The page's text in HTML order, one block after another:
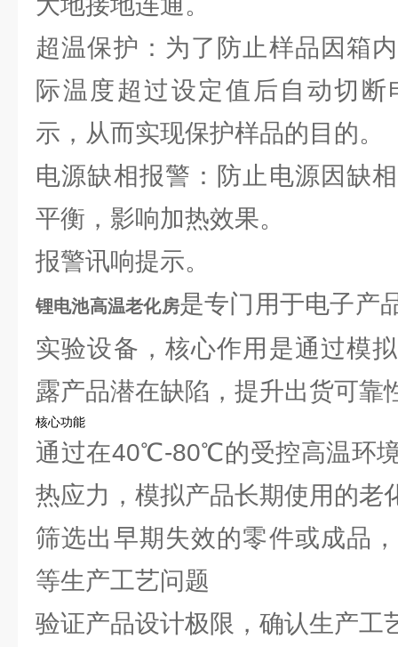
超温保护：为了防止样品因箱
际温度超过设定值后自动切
示，从而实现保护样品的目的。
电源缺相报警：防止电源因缺
平衡，影响加热效果。
报警讯响提示。
锂电池高温老化房是专门用于电子产
实验设备，核心作用是通过模
露产品潜在缺陷，提升出货可靠
核心功能
通过在‌40℃-80℃的受控高温环
热应力，模拟产品长期使用的老
筛选出早期失效的零件或成品
等生产工艺问题
验证产品设计极限，确认生产工